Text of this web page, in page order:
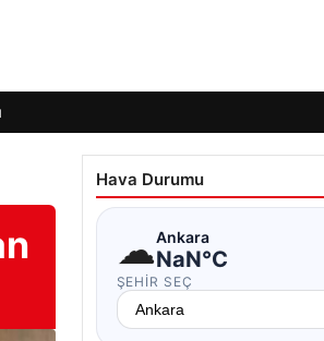
Hava Durumu
☁Ankara
NaN°C
ŞEHIR SEÇ